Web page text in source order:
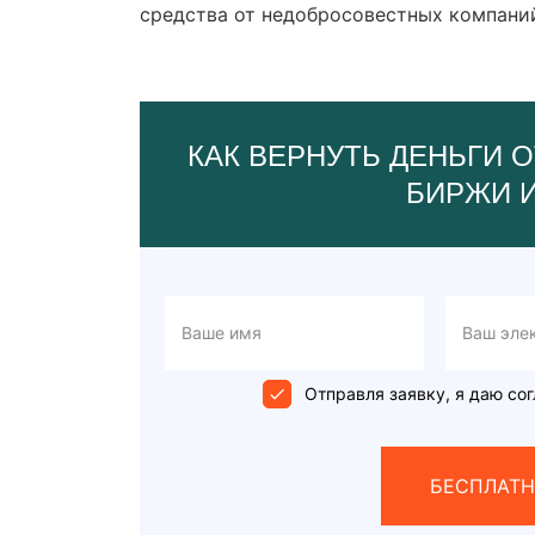
средства от недобросовестных
КАК ВЕРНУТЬ ДЕНЬГИ
БИРЖИ
Отправля заявку, я даю